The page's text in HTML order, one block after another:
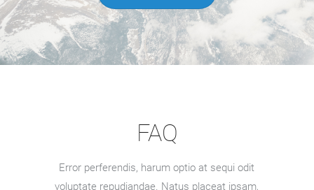
FAQ
Error perferendis, harum optio at sequi odit
voluptate repudiandae. Natus placeat ipsam,